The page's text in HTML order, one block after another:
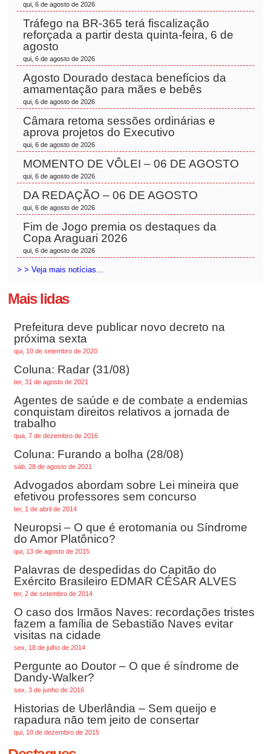
qui, 6 de agosto de 2026
Tráfego na BR-365 terá fiscalização
reforçada a partir desta quinta-feira, 6 de
agosto
qui, 6 de agosto de 2026
Agosto Dourado destaca benefícios da
amamentação para mães e bebês
qui, 6 de agosto de 2026
Câmara retoma sessões ordinárias e
aprova projetos do Executivo
qui, 6 de agosto de 2026
MOMENTO DE VÔLEI – 06 DE AGOSTO
qui, 6 de agosto de 2026
DA REDAÇÃO – 06 DE AGOSTO
qui, 6 de agosto de 2026
Fim de Jogo premia os destaques da
Copa Araguari 2026
qui, 6 de agosto de 2026
> > Veja mais notícias...
Mais lidas
Prefeitura deve publicar novo decreto na
próxima sexta
qui, 10 de setembro de 2020
Coluna: Radar (31/08)
ter, 31 de agosto de 2021
Agentes de saúde e de combate a endemias
conquistam direitos relativos a jornada de
trabalho
qua, 7 de dezembro de 2016
Coluna: Furando a bolha (28/08)
sáb, 28 de agosto de 2021
Advogados abordam sobre Lei mineira que
efetivou professores sem concurso
ter, 1 de abril de 2014
Neuropsi – O que é erotomania ou Síndrome
do Amor Platônico?
qui, 13 de agosto de 2015
Palavras de despedidas do Capitão do
Exército Brasileiro EDMAR CÉSAR ALVES
ter, 2 de setembro de 2014
O caso dos Irmãos Naves: recordações tristes
fazem a família de Sebastião Naves evitar
visitas na cidade
sex, 18 de julho de 2014
Pergunte ao Doutor – O que é síndrome de
Dandy-Walker?
sex, 3 de junho de 2016
Historias de Uberlândia – Sem queijo e
rapadura não tem jeito de consertar
qui, 10 de dezembro de 2015